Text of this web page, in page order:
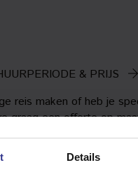
Details
& PRIJS
reis maken of heb je
graag een offerte op